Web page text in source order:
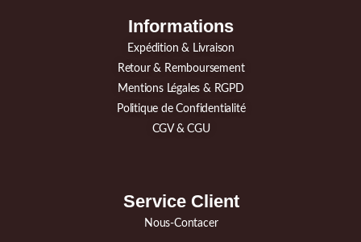
Informations
Expédition & Livraison
Retour & Remboursement
Mentions Légales & RGPD
Politique de Confidentialité
CGV & CGU
Service Client
Nous-Contacer